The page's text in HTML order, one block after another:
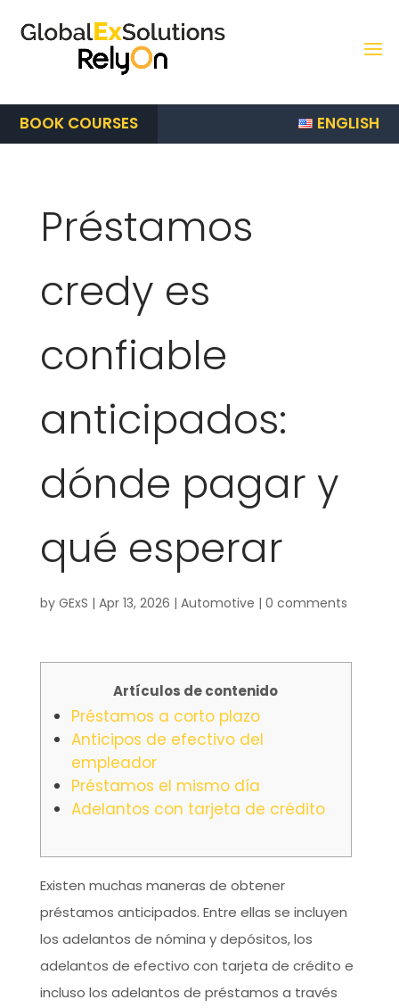
BOOK COURSES ENGLISH
Préstamos
credy es
confiable
anticipados:
dónde pagar y
qué esperar
by GExS | Apr 13, 2026 | Automotive | 0 comments
Artículos de contenido
Préstamos a corto plazo
Anticipos de efectivo del
empleador
Préstamos el mismo día
Adelantos con tarjeta de crédito
Existen muchas maneras de obtener
préstamos anticipados. Entre ellas se incluyen
los adelantos de nómina y depósitos, los
adelantos de efectivo con tarjeta de crédito e
incluso los adelantos de préstamos a través